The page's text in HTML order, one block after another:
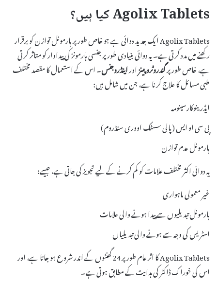
Agolix Tablets کیا ہیں؟
Agolix Tablets ایک جدید دوائی ہے جو خاص طور پر ہارمونل توازن کو برقرار
رکھنے میں مدد کرتی ہے۔ یہ دوائی بنیادی طور پر جنسی ہارمونز کی پیداوار کو متاثر کرتی
ہے، خاص طور پرگندروٹروپینزاوراینڈروجنس۔ اس کے استعمال کا مقصد مختلف
طبی مسائل کا علاج کرنا ہے، جن میں شامل ہیں:
ایڈرینوکارسینومہ
پی سی او ایس (پالی سسٹک اووری سنڈروم)
ہارمونل عدم توازن
یہ دوائی اکثر مختلف علامات کو کم کرنے کے لیے تجویز کی جاتی ہے، جیسے:
غیر معمولی ماہواری
ہارمونل تبدیلیوں سے پیدا ہونے والی علامات
اسٹریس کی وجہ سے ہونے والی تبدیلیاں
Agolix Tablets کا اثر عام طور پر 24 گھنٹوں کے اندر شروع ہو جاتا ہے، اور
اس کی خوراک ڈاکٹر کی ہدایت کے مطابق ہوتی ہے۔